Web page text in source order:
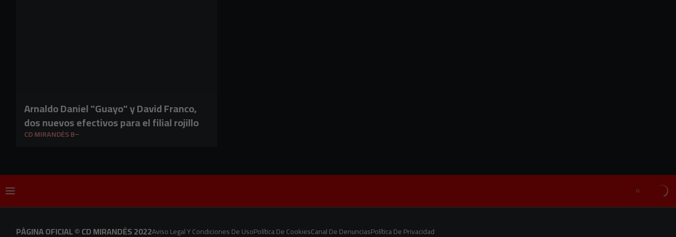
Arnaldo Daniel "Guayo" y David Franco,
dos nuevos efectivos para el filial rojillo
CD MIRANDÉS B
Aviso Legal Y Condiciones De UsoPolítica De CookiesCanal De DenunciasPolítica De Privacidad
PÀGINA OFICIAL © CD MIRANDÉS 2022